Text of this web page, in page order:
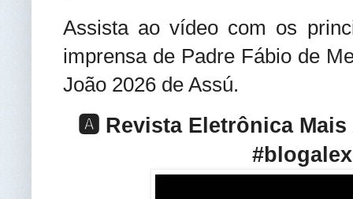
Assista ao vídeo com os
imprensa de Padre Fábio de
João 2026 de Assú.
🅰️ Revista Eletrônica